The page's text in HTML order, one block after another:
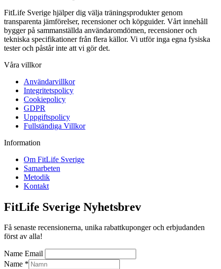
FitLife Sverige hjälper dig välja träningsprodukter genom
transparenta jämförelser, recensioner och köpguider. Vårt innehåll
bygger på sammanställda användaromdömen, recensioner och
tekniska specifikationer från flera källor. Vi utför inga egna fysiska
tester och påstår inte att vi gör det.
Våra villkor
Användarvillkor
Integritetspolicy
Cookiepolicy
GDPR
Uppgiftspolicy
Fullständiga Villkor
Information
Om FitLife Sverige
Samarbeten
Metodik
Kontakt
FitLife Sverige Nyhetsbrev
Få senaste recensionerna, unika rabattkuponger och erbjudanden
först av alla!
Name Email
Name *